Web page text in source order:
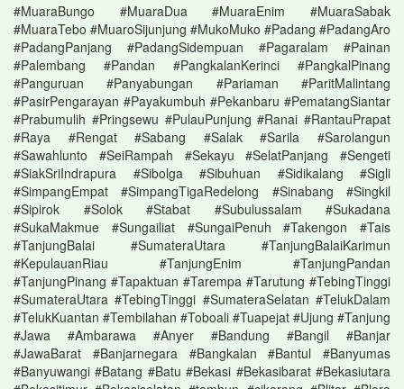
#MuaraBungo #MuaraDua #MuaraEnim #MuaraSabak
#MuaraTebo #MuaroSijunjung #MukoMuko #Padang #PadangAro
#PadangPanjang #PadangSidempuan #Pagaralam #Painan
#Palembang #Pandan #PangkalanKerinci #PangkalPinang
#Panguruan #Panyabungan #Pariaman #ParitMalintang
#PasirPengarayan #Payakumbuh #Pekanbaru #PematangSiantar
#Prabumulih #Pringsewu #PulauPunjung #Ranai #RantauPrapat
#Raya #Rengat #Sabang #Salak #Sarila #Sarolangun
#Sawahlunto #SeiRampah #Sekayu #SelatPanjang #Sengeti
#SiakSriIndrapura #Sibolga #Sibuhuan #Sidikalang #Sigli
#SimpangEmpat #SimpangTigaRedelong #Sinabang #Singkil
#Sipirok #Solok #Stabat #Subulussalam #Sukadana
#SukaMakmue #Sungailiat #SungaiPenuh #Takengon #Tais
#TanjungBalai #SumateraUtara #TanjungBalaiKarimun
#KepulauanRiau #TanjungEnim #TanjungPandan
#TanjungPinang #Tapaktuan #Tarempa #Tarutung #TebingTinggi
#SumateraUtara #TebingTinggi #SumateraSelatan #TelukDalam
#TelukKuantan #Tembilahan #Toboali #Tuapejat #Ujung #Tanjung
#Jawa #Ambarawa #Anyer #Bandung #Bangil #Banjar
#JawaBarat #Banjarnegara #Bangkalan #Bantul #Banyumas
#Banyuwangi #Batang #Batu #Bekasi #Bekasibarat #Bekasiutara